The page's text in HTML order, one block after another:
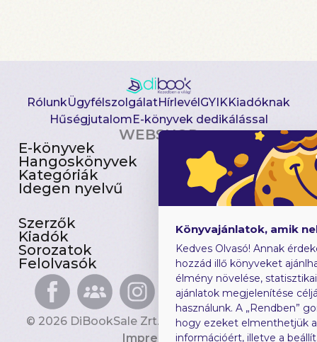
RólunkÜgyfélszolgálatHírlevélGYIKKiadóknak
HűségjutalomE-könyvek dedikálással
WEBSHOP
E-könyvek
Hangoskönyvek
Kategóriák
Idegen nyelvű
Csomagajánlatok
Akciósak
Előjegyezhetők
Újdonságok
Szerzők
Kiadók
Sorozatok
Felolvasók
Gyerekkönyvek
Heti toplista
Ajándékutalvány
Blog
© 2026 DiBookSale Zrt. Minden jog fenntartva.
Impresszum
Könyvajánlatok, amik
Kedves Olvasó! Annak
hozzád illő könyveket
élmény növelése,
ajánlatok megjelenítése
használunk. A „Rendben”
hogy ezeket elmenthetjük
információért, illetve a